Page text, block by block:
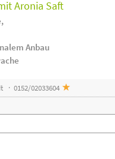
Aronia Saft
Anbau
· 0152/02033604